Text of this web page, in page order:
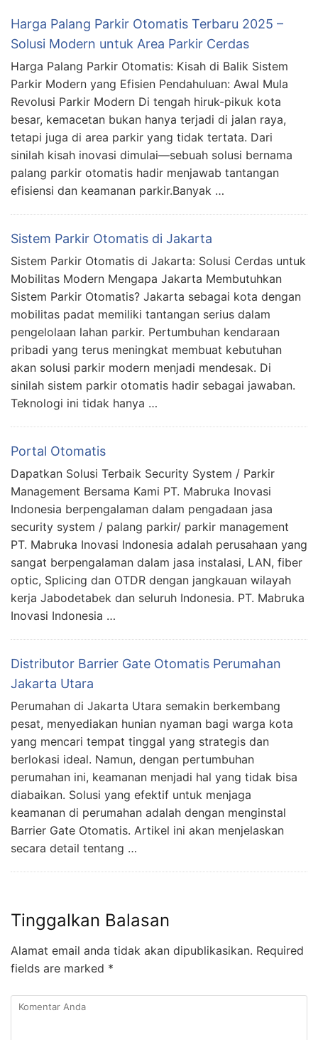
Harga Palang Parkir Otomatis Terbaru 2025 –
Solusi Modern untuk Area Parkir Cerdas
Harga Palang Parkir Otomatis: Kisah di Balik Sistem
Parkir Modern yang Efisien Pendahuluan: Awal Mula
Revolusi Parkir Modern Di tengah hiruk-pikuk kota
besar, kemacetan bukan hanya terjadi di jalan raya,
tetapi juga di area parkir yang tidak tertata. Dari
sinilah kisah inovasi dimulai—sebuah solusi bernama
palang parkir otomatis hadir menjawab tantangan
efisiensi dan keamanan parkir.Banyak …
Sistem Parkir Otomatis di Jakarta
Sistem Parkir Otomatis di Jakarta: Solusi Cerdas untuk
Mobilitas Modern Mengapa Jakarta Membutuhkan
Sistem Parkir Otomatis? Jakarta sebagai kota dengan
mobilitas padat memiliki tantangan serius dalam
pengelolaan lahan parkir. Pertumbuhan kendaraan
pribadi yang terus meningkat membuat kebutuhan
akan solusi parkir modern menjadi mendesak. Di
sinilah sistem parkir otomatis hadir sebagai jawaban.
Teknologi ini tidak hanya …
Portal Otomatis
Dapatkan Solusi Terbaik Security System / Parkir
Management Bersama Kami PT. Mabruka Inovasi
Indonesia berpengalaman dalam pengadaan jasa
security system / palang parkir/ parkir management
PT. Mabruka Inovasi Indonesia adalah perusahaan yang
sangat berpengalaman dalam jasa instalasi, LAN, fiber
optic, Splicing dan OTDR dengan jangkauan wilayah
kerja Jabodetabek dan seluruh Indonesia. PT. Mabruka
Inovasi Indonesia …
Distributor Barrier Gate Otomatis Perumahan
Jakarta Utara
Perumahan di Jakarta Utara semakin berkembang
pesat, menyediakan hunian nyaman bagi warga kota
yang mencari tempat tinggal yang strategis dan
berlokasi ideal. Namun, dengan pertumbuhan
perumahan ini, keamanan menjadi hal yang tidak bisa
diabaikan. Solusi yang efektif untuk menjaga
keamanan di perumahan adalah dengan menginstal
Barrier Gate Otomatis. Artikel ini akan menjelaskan
secara detail tentang …
Tinggalkan Balasan
Alamat email anda tidak akan dipublikasikan. Required
fields are marked *